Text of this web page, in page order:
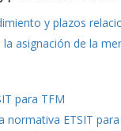
y plazos
asignación de la
para TFM
normativa ETSIT